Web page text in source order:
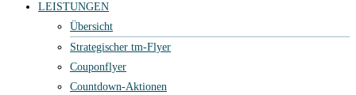
LEISTUNGEN
Übersicht
Strategischer tm-Flyer
Couponflyer
Countdown-Aktionen